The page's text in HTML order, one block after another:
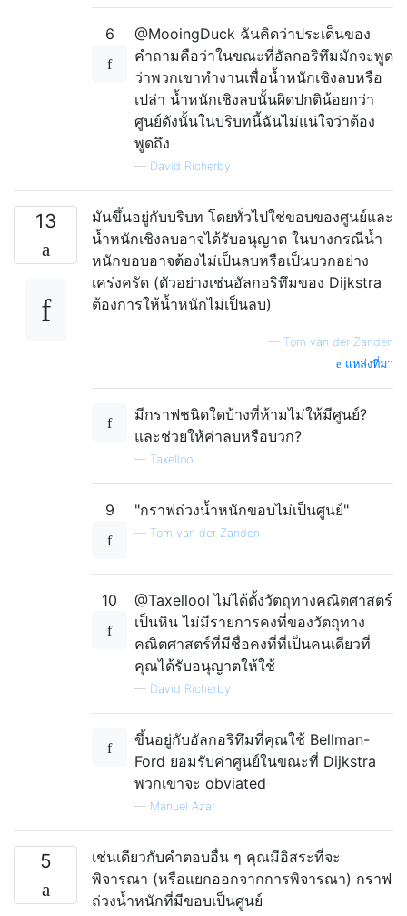
6
@MooingDuck ฉันคิดว่าประเด็นของ
คำถามคือว่าในขณะที่อัลกอริทึมมักจะพูด
ว่าพวกเขาทำงานเพื่อน้ำหนักเชิงลบหรือ
เปล่า น้ำหนักเชิงลบนั้นผิดปกติน้อยกว่า
ศูนย์ดังนั้นในบริบทนี้ฉันไม่แน่ใจว่าต้อง
พูดถึง
— David Richerby
13
มันขึ้นอยู่กับบริบท โดยทั่วไปใช่ขอบของศูนย์และ
น้ำหนักเชิงลบอาจได้รับอนุญาต ในบางกรณีน้ำ
หนักขอบอาจต้องไม่เป็นลบหรือเป็นบวกอย่าง
เคร่งครัด (ตัวอย่างเช่นอัลกอริทึมของ Dijkstra
ต้องการให้น้ำหนักไม่เป็นลบ)
— Tom van der Zanden
แหล่งที่มา
มีกราฟชนิดใดบ้างที่ห้ามไม่ให้มีศูนย์?
และช่วยให้ค่าลบหรือบวก?
— Taxellool
9 "กราฟถ่วงน้ำหนักขอบไม่เป็นศูนย์"
— Tom van der Zanden
10
@Taxellool ไม่ได้ตั้งวัตถุทางคณิตศาสตร์
เป็นหิน ไม่มีรายการคงที่ของวัตถุทาง
คณิตศาสตร์ที่มีชื่อคงที่ที่เป็นคนเดียวที่
คุณได้รับอนุญาตให้ใช้
— David Richerby
ขึ้นอยู่กับอัลกอริทึมที่คุณใช้ Bellman-
Ford ยอมรับค่าศูนย์ในขณะที่ Dijkstra
พวกเขาจะ obviated
— Manuel Azar
5
เช่นเดียวกับคำตอบอื่น ๆ คุณมีอิสระที่จะ
พิจารณา (หรือแยกออกจากการพิจารณา) กราฟ
ถ่วงน้ำหนักที่มีขอบเป็นศูนย์